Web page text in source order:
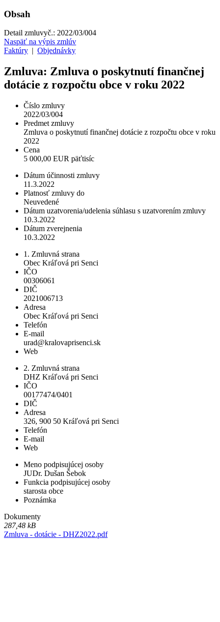
Obsah
Detail zmluvyč.: 2022/03/004
Naspäť na výpis zmlúv
Faktúry
Objednávky
Zmluva: Zmluva o poskytnutí finančnej
dotácie z rozpočtu obce v roku 2022
Číslo zmluvy
2022/03/004
Predmet zmluvy
Zmluva o poskytnutí finančnej dotácie z rozpočtu obce v roku
2022
Cena
5 000,00 EUR päťtisíc
Dátum účinnosti zmluvy
11.3.2022
Platnosť zmluvy do
Neuvedené
Dátum uzatvorenia/udelenia súhlasu s uzatvorením zmluvy
10.3.2022
Dátum zverejnenia
10.3.2022
1. Zmluvná strana
Obec Kráľová pri Senci
IČO
00306061
DIČ
2021006713
Adresa
Obec Kráľová pri Senci
Telefón
E-mail
urad@kralovaprisenci.sk
Web
2. Zmluvná strana
DHZ Kráľová pri Senci
IČO
00177474/0401
DIČ
Adresa
326, 900 50 Kráľová pri Senci
Telefón
E-mail
Web
Meno podpisujúcej osoby
JUDr. Dušan Šebok
Funkcia podpisujúcej osoby
starosta obce
Poznámka
Dokumenty
287,48 kB
Zmluva - dotácie - DHZ2022.pdf